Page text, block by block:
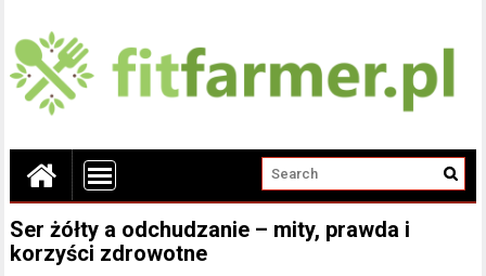
Ser żółty a odchudzanie – mity, prawda i
korzyści zdrowotne